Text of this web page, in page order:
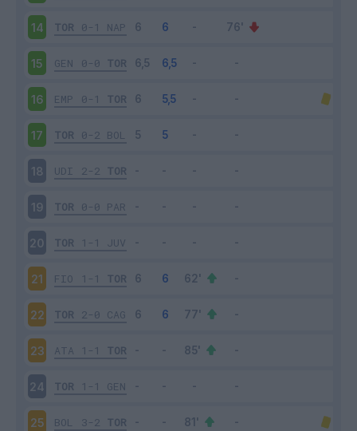
14 TOR 0-1 NAP
15 GEN 0-0 TOR
16 EMP 0-1 TOR
17 TOR 0-2 BOL
18 UDI 2-2 TOR
19 TOR 0-0 PAR
20 TOR 1-1 JUV
21 FIO 1-1 TOR
22 TOR 2-0 CAG
23 ATA 1-1 TOR
24 TOR 1-1 GEN
25 BOL 3-2 TOR